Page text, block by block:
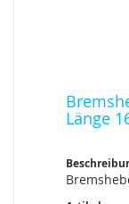
Länge